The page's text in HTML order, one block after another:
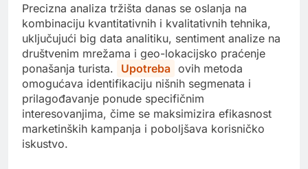
Precizna analiza tržišta danas se oslanja na
kombinaciju kvantitativnih i kvalitativnih tehnika,
uključujući big data analitiku, sentiment analize na
društvenim mrežama i geo-lokacijsko praćenje
ponašanja turista.
Upotreba ovih metoda
omogućava identifikaciju nišnih segmenata i
prilagođavanje ponude specifičnim
interesovanjima, čime se maksimizira efikasnost
marketinških kampanja i poboljšava korisničko
iskustvo.